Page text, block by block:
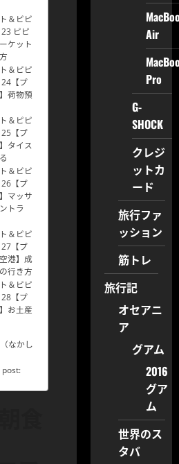
＆ピピ
ピピ
ケット
＆ピピ
24【プ
荷物預
＆ピピ
25【プ
タイス
＆ピピ
26【プ
マッサ
トラ
＆ピピ
27【プ
港】成
行き方
＆ピピ
28【プ
お土産
なかし
post:
Air
Pro
G-
SHOCK
クレジ
ットカ
ード
旅行ファ
ッション
筋トレ
旅行記
オセアニ
ア
グアム
2016
グア
ム
世界のス
タバ